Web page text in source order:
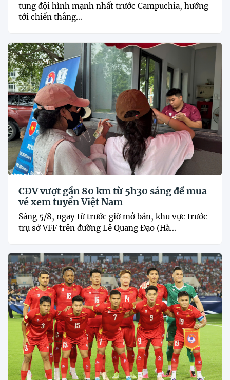
tung đội hình mạnh nhất trước Campuchia, hướng
tới chiến thắng...
CĐV vượt gần 80 km từ 5h30 sáng để mua
vé xem tuyển Việt Nam
Sáng 5/8, ngay từ trước giờ mở bán, khu vực trước
trụ sở VFF trên đường Lê Quang Đạo (Hà...